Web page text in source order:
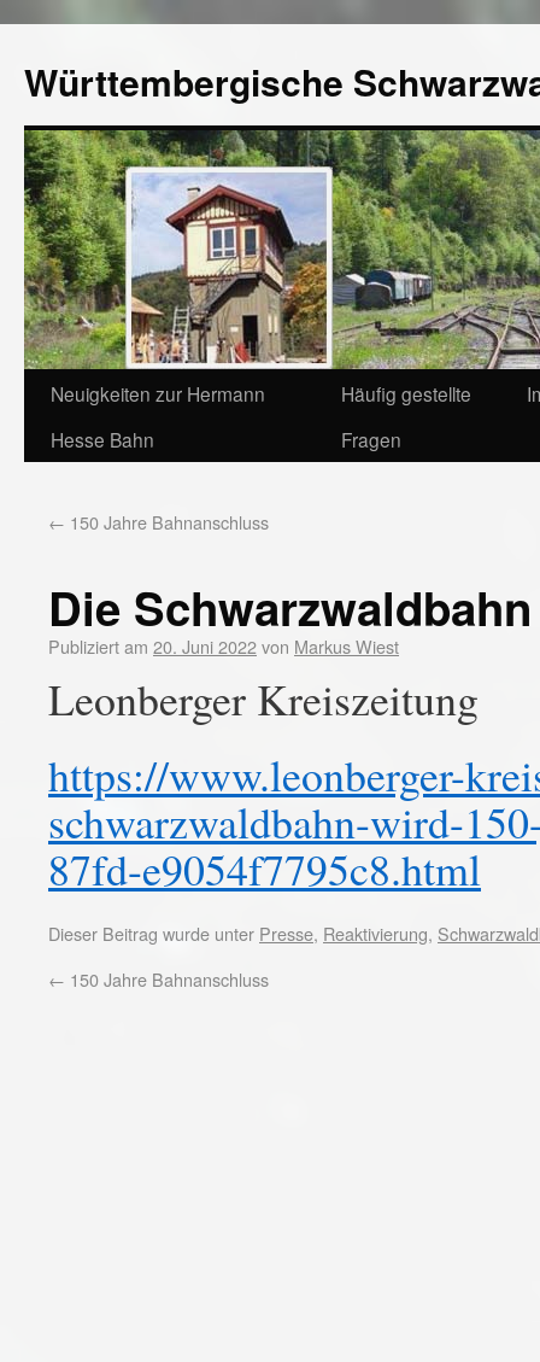
Württembergische
Neuigkeiten zur Hermann
Hesse Bahn
Häufig gestellte
Fragen
← 150 Jahre Bahnanschluss
Die
Publiziert am 20. Juni 2022von Markus Wiest
Leonberger Kreiszeitung
https://www.leonberger-
schwarzwaldbahn-wird-
87fd-e9054f7795c8.html
Dieser Beitrag wurde unter Presse, Reaktivierung,
← 150 Jahre Bahnanschluss